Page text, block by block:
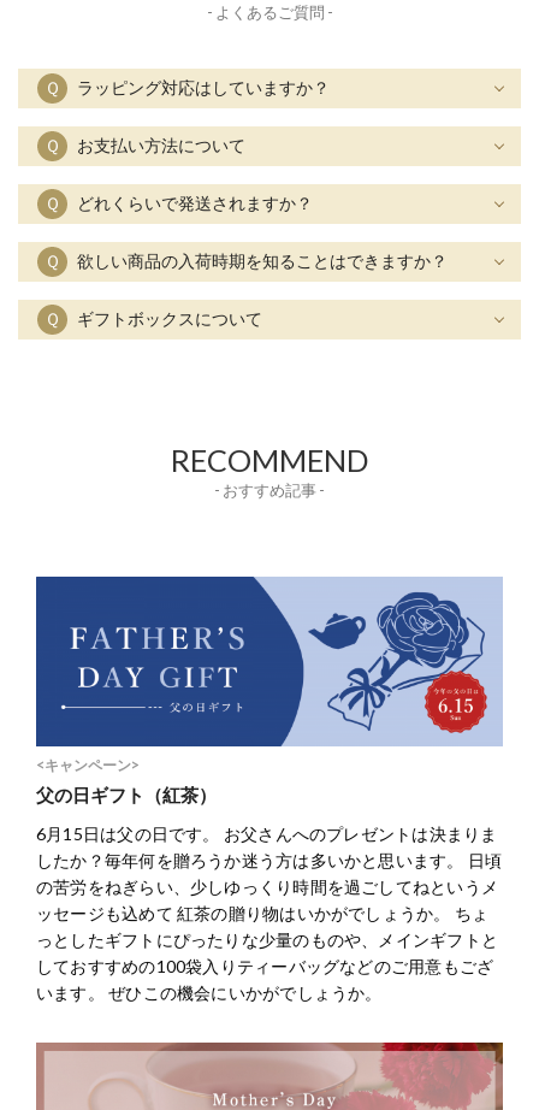
- よくあるご質問 -
Ｑ ラッピング対応はしていますか？
Ｑ お支払い方法について
Ｑ どれくらいで発送されますか？
Ｑ 欲しい商品の入荷時期を知ることはできますか？
Ｑ ギフトボックスについて
RECOMMEND
- おすすめ記事 -
<キャンペーン>
父の日ギフト（紅茶）
6月15日は父の日です。 お父さんへのプレゼントは決まりま
したか？毎年何を贈ろうか迷う方は多いかと思います。 日頃
の苦労をねぎらい、少しゆっくり時間を過ごしてねというメ
ッセージも込めて 紅茶の贈り物はいかがでしょうか。 ちょ
っとしたギフトにぴったりな少量のものや、メインギフトと
しておすすめの100袋入りティーバッグなどのご用意もござ
います。 ぜひこの機会にいかがでしょうか。